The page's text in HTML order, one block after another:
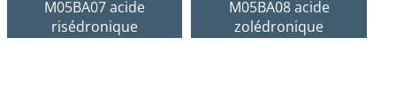
M05BA07 acide
risédronique
M05BA08 acide
zolédronique